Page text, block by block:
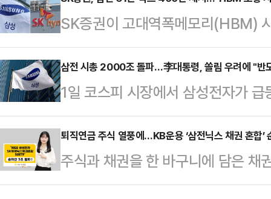
여할 수 있다.이벤트 참여를 위해
서 이벤트 기간 내 …
해 개별주식 위클리옵션을 상장할
는 개별주식에 대한 매월만기옵션
자 수요에도 위클리옵션 관련 상품
는 게 거래소 진단이다.이와 달리
다양한 전략을 사용하는 …
SK증권이 고대역폭메모리(HBM)
망하며 삼성전자와 SK하이닉스의
상향 조정했다.장기공급계약(LTA)
업황 강세가 예상보다 오래 지속될
자와 SK하이닉스의 목표주가를
날 삼성전자와 SK하이닉스는 각
다.한동희 SK증권 연구원은 "장기
2027년 HBM …
삼전 시총 2000조 돌파…李대통령, 쏠림 우려에 "반
1일 코스피 시장에서 삼성전자가
2000조원을 넘어선 것으로 파악됐
함 시총 2000조원 돌파에 이어, 단
탑'까지 쌓게 됐다.한국거래소에
거래일 대비 10.09% 오른 34만
퇴직연금 주식 열풍에…KB운용 ‘삼전닉스 채권 혼합’
주식과 채권을 한 바구니에 담은
관심을 끄는 가운데 KB자산운용의